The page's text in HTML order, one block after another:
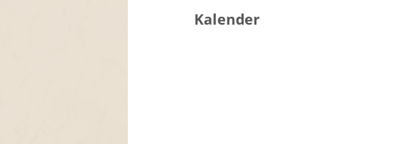
Kalender